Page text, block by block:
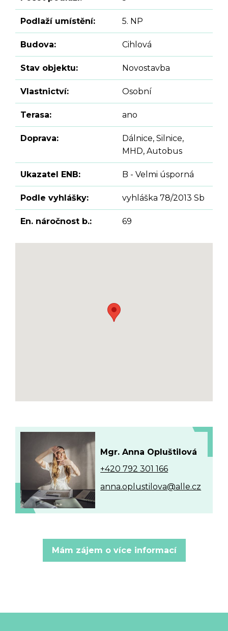
Podlaží umístění: 5. NP
Budova: Cihlová
Stav objektu: Novostavba
Vlastnictví: Osobní
Terasa: ano
Doprava:
Dálnice, Silnice,
MHD, Autobus
Ukazatel ENB: B - Velmi úsporná
Podle vyhlášky: vyhláška 78/2013 Sb
En. náročnost b.: 69
Mgr. Anna Opluštilová
+420 792 301 166
anna.oplustilova@alle.cz
Mám zájem o více informací